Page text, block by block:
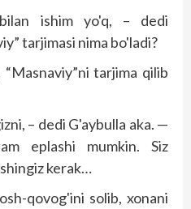
ishim yo'q, – dedi
tarjimasi nima bo'ladi?
tarjima qilib
– dedi G'aybulla aka. —
eplashi mumkin. Siz
kerak…
qovog'ini solib, xonani